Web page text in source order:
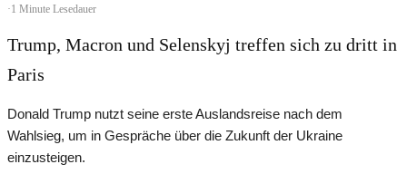
·1 Minute Lesedauer
Trump, Macron und Selenskyj treffen sich zu dritt in
Paris
Donald Trump nutzt seine erste Auslandsreise nach dem
Wahlsieg, um in Gespräche über die Zukunft der Ukraine
einzusteigen.